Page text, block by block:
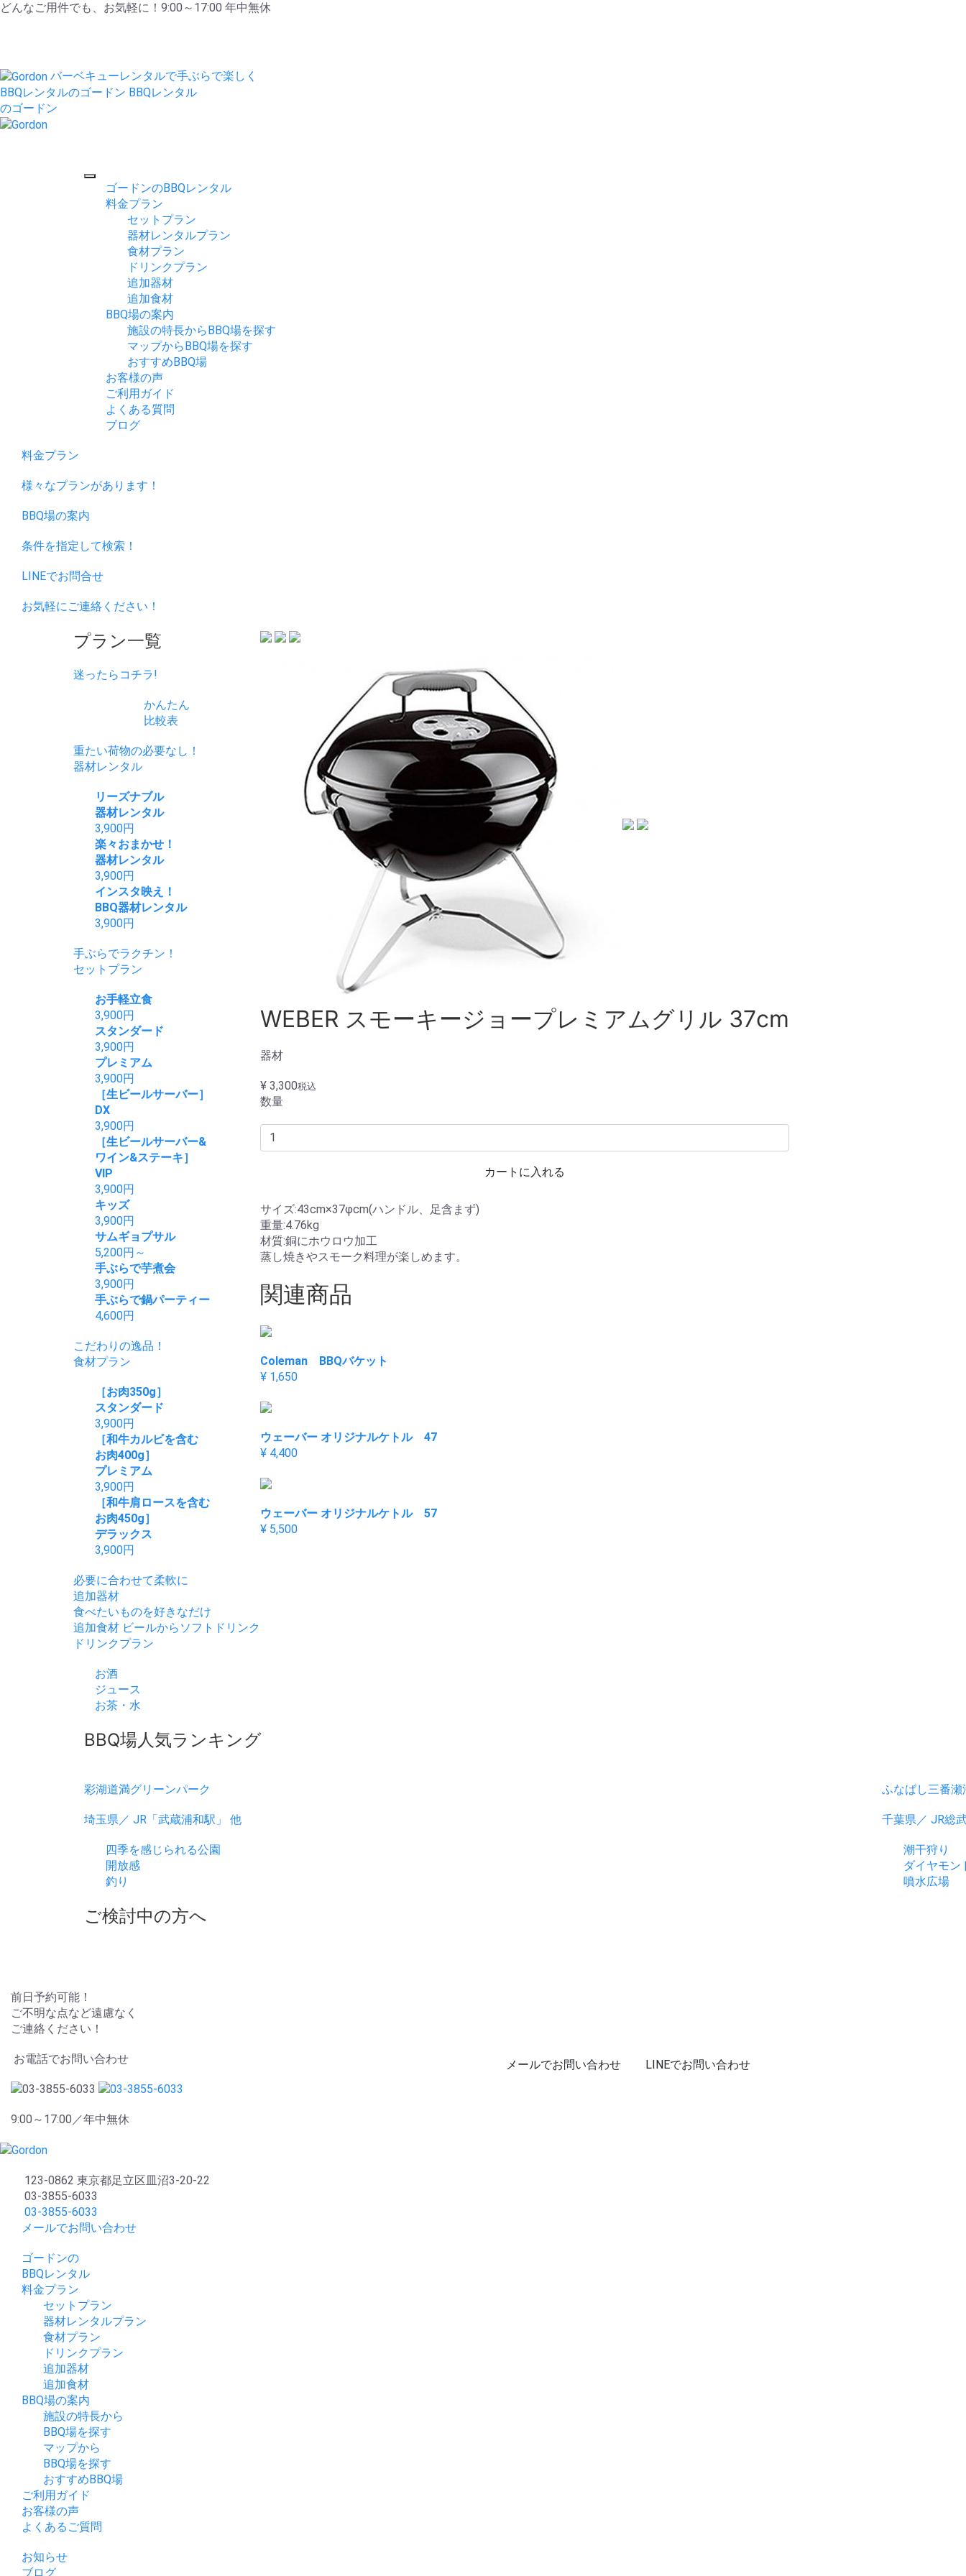
どんなご用件でも、お気軽に！9:00～17:00 年中無休
バーベキューレンタルで手ぶらで楽しく
BBQレンタルのゴードン BBQレンタル
のゴードン
ゴードンのBBQレンタル
料金プラン
セットプラン
器材レンタルプラン
食材プラン
ドリンクプラン
追加器材
追加食材
BBQ場の案内
施設の特長からBBQ場を探す
マップからBBQ場を探す
おすすめBBQ場
お客様の声
ご利用ガイド
よくある質問
ブログ
料金プラン
様々なプランがあります！
BBQ場の案内
条件を指定して検索！
LINEでお問合せ
お気軽にご連絡ください！
WEBER スモーキージョープレミアムグリル 37cm
器材
¥ 3,300税込
数量
カートに入れる
サイズ:43cm×37φcm(ハンドル、足含まず)
重量:4.76kg
材質:銅にホウロウ加工
蒸し焼きやスモーク料理が楽しめます。
関連商品
Coleman BBQバケット
¥ 1,650
ウェーバー オリジナルケトル 47
¥ 4,400
ウェーバー オリジナルケトル 57
¥ 5,500
プラン一覧
迷ったらコチラ!
かんたん
比較表
重たい荷物の必要なし！
器材レンタル
リーズナブル
器材レンタル
3,900円
楽々おまかせ！
器材レンタル
3,900円
インスタ映え！
BBQ器材レンタル
3,900円
手ぶらでラクチン！
セットプラン
お手軽立食
3,900円
スタンダード
3,900円
プレミアム
3,900円
［生ビールサーバー］
DX
3,900円
［生ビールサーバー&
ワイン&ステーキ］
VIP
3,900円
キッズ
3,900円
サムギョプサル
5,200円～
手ぶらで芋煮会
3,900円
手ぶらで鍋パーティー
4,600円
こだわりの逸品！
食材プラン
［お肉350g］
スタンダード
3,900円
［和牛カルビを含む
お肉400g］
プレミアム
3,900円
［和牛肩ロースを含む
お肉450g］
デラックス
3,900円
必要に合わせて柔軟に
追加器材
食べたいものを好きなだけ
追加食材 ビールからソフトドリンク
ドリンクプラン
お酒
ジュース
お茶・水
BBQ場人気ランキング
彩湖道満グリーンパーク
埼玉県／ JR「武蔵浦和駅」 他
四季を感じられる公園
開放感
釣り
ふなばし三番瀬
千葉県／ JR総
潮干狩り
ダイヤモン
噴水広場
ご検討中の方へ
前日予約可能！
ご不明な点など遠慮なく
ご連絡ください！
お電話でお問い合わせ
9:00～17:00／年中無休
メールでお問い合わせ LINEでお問い合わせ
123-0862 東京都足立区皿沼3-20-22
03-3855-6033
03-3855-6033
メールでお問い合わせ
ゴードンの
BBQレンタル
料金プラン
セットプラン
器材レンタルプラン
食材プラン
ドリンクプラン
追加器材
追加食材
BBQ場の案内
施設の特長から
BBQ場を探す
マップから
BBQ場を探す
おすすめBBQ場
ご利用ガイド
お客様の声
よくあるご質問
お知らせ
ブログ